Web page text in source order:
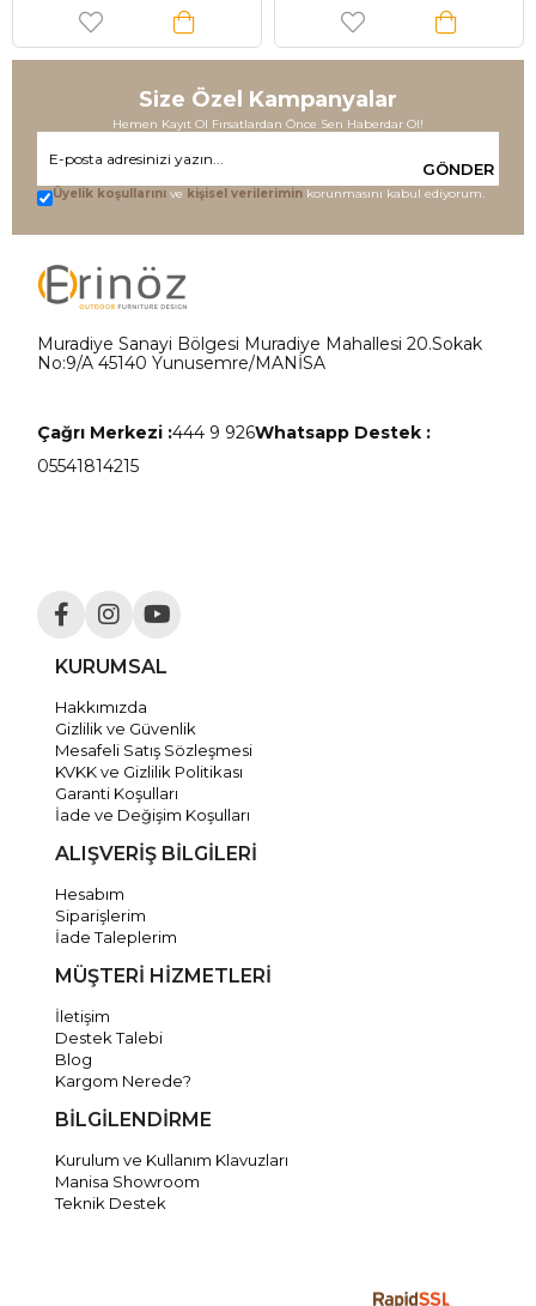
Size Özel Kampanyalar
Hemen Kayıt Ol Fırsatlardan Önce Sen Haberdar Ol!
GÖNDER
Üyelik koşullarını ve kişisel verilerimin korunmasını kabul ediyorum.
Muradiye Sanayi Bölgesi Muradiye Mahallesi 20.Sokak
No:9/A 45140 Yunusemre/MANİSA
Çağrı Merkezi :444 9 926Whatsapp Destek :
05541814215
KURUMSAL
Hakkımızda
Gizlilik ve Güvenlik
Mesafeli Satış Sözleşmesi
KVKK ve Gizlilik Politikası
Garanti Koşulları
İade ve Değişim Koşulları
ALIŞVERİŞ BİLGİLERİ
Hesabım
Siparişlerim
İade Taleplerim
MÜŞTERİ HİZMETLERİ
İletişim
Destek Talebi
Blog
Kargom Nerede?
BİLGİLENDİRME
Kurulum ve Kullanım Klavuzları
Manisa Showroom
Teknik Destek